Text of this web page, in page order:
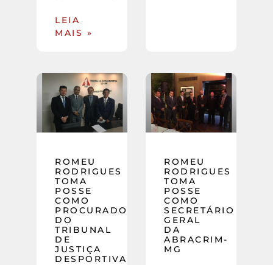
LEIA
MAIS »
ROMEU
RODRIGUES
TOMA
POSSE
COMO
PROCURADOR
DO
TRIBUNAL
DE
JUSTIÇA
DESPORTIVA
ROMEU
RODRIGUES
TOMA
POSSE
COMO
SECRETÁRIO
GERAL
DA
ABRACRIM-
MG